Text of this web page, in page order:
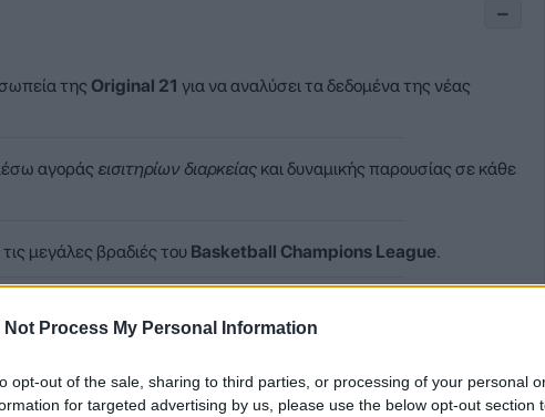
Not Process My Personal Information
opt-out of the sale, sharing to third parties, or processing of your personal
for targeted advertising by us, please use the below opt-out section
−
της Original 21 για να αναλύσει τα δεδομένα της νέας
αγοράς εισιτηρίων διαρκείαςκαι δυναμικής παρουσίας σε κάθε
μεγάλες βραδιές του Basketball Champions League.